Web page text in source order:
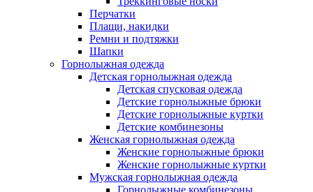
Перчатки
Плащи, накидки
Ремни и подтяжки
Шапки
Горнолыжная одежда
Детская горнолыжная одежда
Детская спусковая одежда
Детские горнолыжные брюки
Детские горнолыжные куртки
Детские комбинезоны
Женская горнолыжная одежда
Женские горнолыжные брюки
Женские горнолыжные куртки
Мужская горнолыжная одежда
Горнолыжные комбинезоны